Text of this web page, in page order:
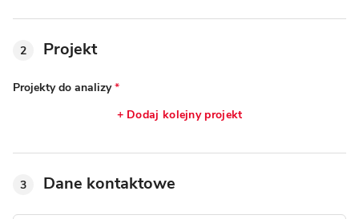
2 Projekt
Projekty do analizy *
+ Dodaj kolejny projekt
3 Dane kontaktowe